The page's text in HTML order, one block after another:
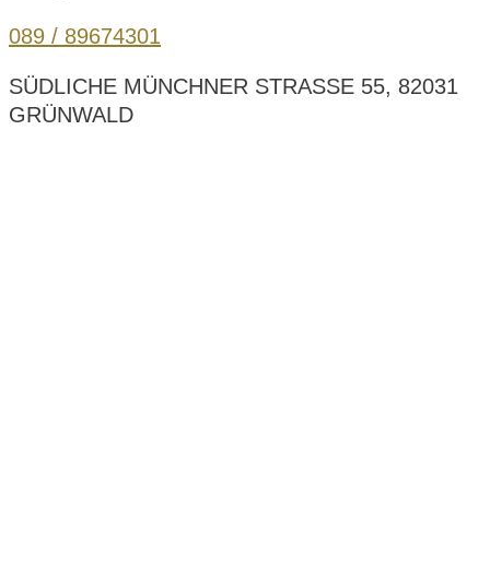
089 / 89674301
SÜDLICHE MÜNCHNER STRASSE 55, 82031 G
RÜNWALD